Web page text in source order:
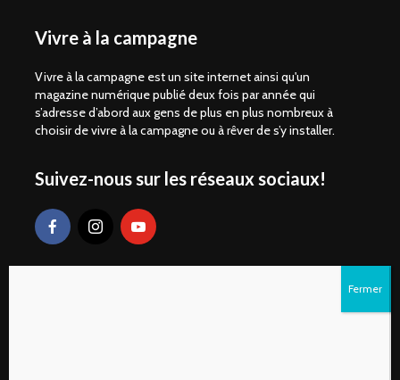
Vivre à la campagne
Vivre à la campagne est un site internet ainsi qu'un
magazine numérique publié deux fois par année qui
s’adresse d’abord aux gens de plus en plus nombreux à
choisir de vivre à la campagne ou à rêver de s’y installer.
Suivez-nous sur les réseaux sociaux!